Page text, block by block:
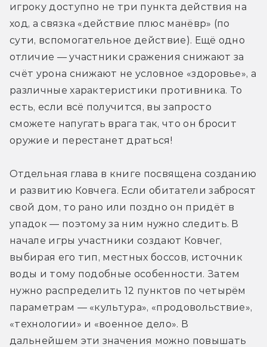
игроку доступно не три пункта действия на
ход, а связка «действие плюс манёвр» (по
сути, вспомогательное действие). Ещё одно
отличие — участники сражения снижают за
счёт урона снижают не условное «здоровье», а
различные характеристики противника. То
есть, если всё получится, вы запросто
сможете напугать врага так, что он бросит
оружие и перестанет драться!
Отдельная глава в книге посвящена созданию
и развитию Ковчега. Если обитатели забросят
свой дом, то рано или поздно он придёт в
упадок — поэтому за ним нужно следить. В
начале игры участники создают Ковчег,
выбирая его тип, местных боссов, источник
воды и тому подобные особенности. Затем
нужно распределить 12 пунктов по четырём
параметрам — «культура», «продовольствие»,
«технологии» и «военное дело». В
дальнейшем эти значения можно повышать